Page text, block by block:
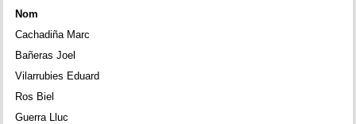
Nom
Cachadiña Marc
Bañeras Joel
Vilarrubies Eduard
Ros Biel
Guerra Lluc